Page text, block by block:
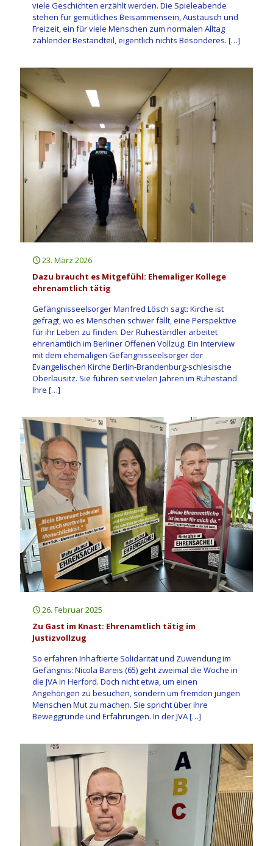
viele Geschichten erzählt werden. Die Spieleabende
stehen für gemütliches Beisammensein, Austausch und
Freizeit, ein für viele Menschen zum normalen Alltag
zählender Bestandteil, eigentlich nichts Besonderes. […]
23. März 2026
Dazu braucht es Mitgefühl: Ehemaliger Kollege
ehrenamtlich tätig
Gefängnisseelsorger Manfred Lösch sagt: Kirche ist
gefragt, wo es Menschen schwer fällt, eine Perspektive
für ihr Leben zu finden. Der Ruheständler arbeitet
ehrenamtlich im Berliner Offenen Vollzug. Ein Interview
mit dem ehemaligen Gefängnisseelsorger der
Evangelischen Kirche Berlin-Brandenburg-schlesische
Oberlausitz. Sie führen seit vielen Jahren im Ruhestand
Ihre […]
26. Februar 2025
Zu Gast im Knast: Ehrenamtlich tätig im
Justizvollzug
So erfahren Inhaftierte Solidarität und Zuwendung im
Gefängnis: Nicola Bareis (65) geht zweimal die Woche in
die JVA in Herford. Doch nicht etwa, um einen
Angehörigen zu besuchen, sondern um fremden jungen
Menschen Mut zu machen. Sie spricht über ihre
Beweggründe und Erfahrungen. In der JVA[…]